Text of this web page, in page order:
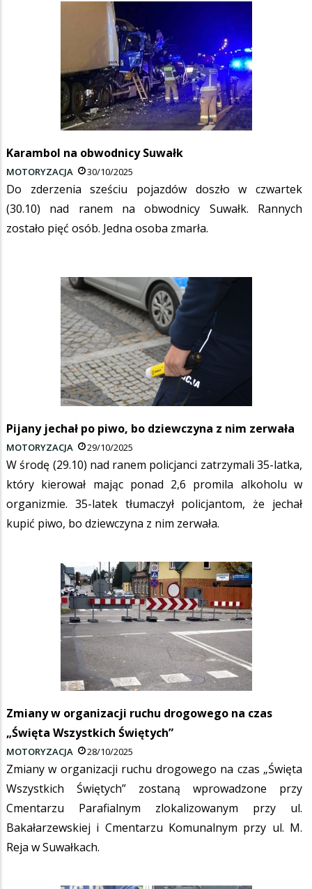
Karambol na obwodnicy Suwałk
MOTORYZACJA 30/10/2025
Do zderzenia sześciu pojazdów doszło w czwartek
(30.10) nad ranem na obwodnicy Suwałk. Rannych
zostało pięć osób. Jedna osoba zmarła.
Pijany jechał po piwo, bo dziewczyna z nim zerwała
MOTORYZACJA 29/10/2025
W środę (29.10) nad ranem policjanci zatrzymali 35-latka,
który kierował mając ponad 2,6 promila alkoholu w
organizmie. 35-latek tłumaczył policjantom, że jechał
kupić piwo, bo dziewczyna z nim zerwała.
Zmiany w organizacji ruchu drogowego na czas
„Święta Wszystkich Świętych”
MOTORYZACJA 28/10/2025
Zmiany w organizacji ruchu drogowego na czas „Święta
Wszystkich Świętych” zostaną wprowadzone przy
Cmentarzu Parafialnym zlokalizowanym przy ul.
Bakałarzewskiej i Cmentarzu Komunalnym przy ul. M.
Reja w Suwałkach.